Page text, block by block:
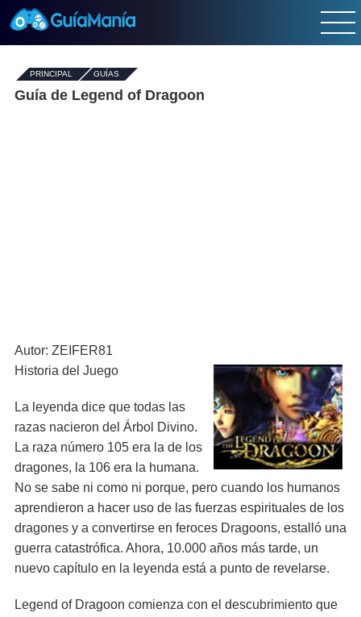
PRINCIPAL - GUÍAS-
Guía de Legend of Dragoon
Autor: ZEIFER81
Historia del Juego
La leyenda dice que todas las
razas nacieron del Árbol Divino.
La raza número 105 era la de los
dragones, la 106 era la humana.
No se sabe ni como ni porque, pero cuando los humanos
aprendieron a hacer uso de las fuerzas espirituales de los
dragones y a convertirse en feroces Dragoons, estalló una
guerra catastrófica. Ahora, 10.000 años más tarde, un
nuevo capítulo en la leyenda está a punto de revelarse.
Legend of Dragoon comienza con el descubrimiento que